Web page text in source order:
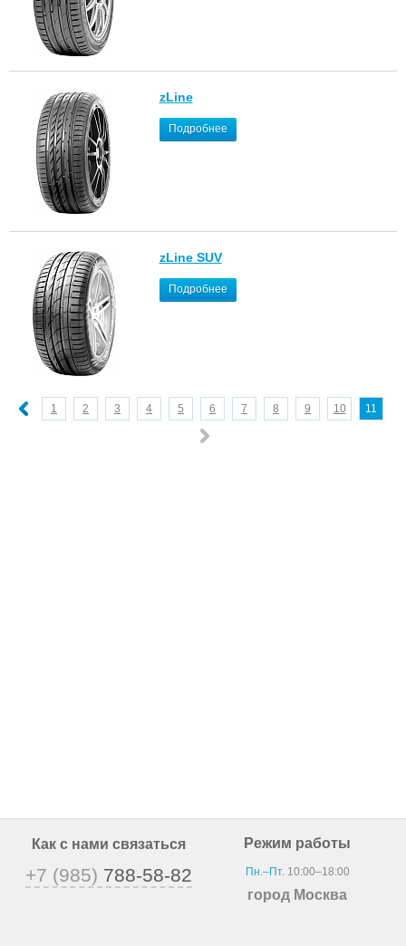
zLine
Подробнее
zLine SUV
Подробнее
1 2 3 4 5 6 7 8 9 10 11
Как с нами связаться
+7 (985) 788-58-82
Режим работы
Пн.–Пт.10:00–18:00
город Москва